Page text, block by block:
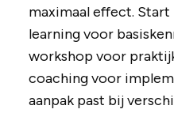
maximaal effect.
learning voor
workshop voor
coaching voor
aanpak past bij